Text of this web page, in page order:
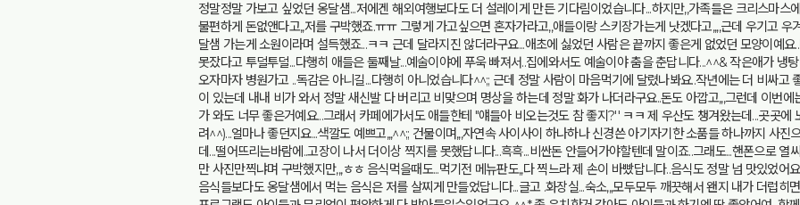
정말정말 가보고 싶었던 옹달샘...저에겐 해외여행보다도 더 설레이게 만든 기다림이었습니다...하지만,,가족들은 크리스마스
불편하게 돈없앤다고,,저를 구박했죠.ㅠㅠ 그렇게 가고싶으면 혼자가라고,,애들이랑 스키장가는게 낫겠다고,,,,근데 우기고
달샘 가는게 소원이라며 설득했죠...ㅋㅋ 근데 달라지진 않더라구요...애초에 싫었던 사람은 끝까지 좋은게 없었던 모양이예
못잤다고 투덜투덜...다행히 애들은 둘째날...예술이야에 푸욱 빠져서..집에와서도 예술이야 춤을 춘답니다...^^& 작은애가 냉
오자마자 병원가고 ..독감은 아니길...다행히 아니었습니다^^;; 근데 정말 사람이 마음먹기에 달렸나봐요..작년에는 더 비싸고
이 있는데 내내 비가 와서 정말 새신발 다 버리고 비맞으며 명상을 하는데 정말 화가 나더라구요..돈도 아깝고,,,그런데 이번에
가 와도 너무 좋은거예요...그래서 카페에가서도 애들한테 "얘들아 비오는것도 참 좋지?'' ㅋㅋ 제 우산도 챙겨왔는데...곳곳에
려^^)...얼마나 좋던지요...색깔도 예쁘고,,,^^;; 건물이며,,,자연속 사이사이 하나하나 신경쓴 아기자기한 소품들 하나까지 사
데...떨어뜨리는바람에..고장이 나서 더이상 찍지를 못했답니다...흑흑...비싼돈 안들어가야할텐데 말이죠..그래도...핸폰으로 열
만 사진만찍냐며 구박했지만,,,ㅎㅎ 음식먹을때도...먹기전 메뉴판도,,다 찍느라 제 손이 바빴답니다..음식도 정말 넘 맛있었어
음식들보다도 옹달샘에서 먹는 음식은 저를 살찌게 만들었답니다...글고 .화장실...숙소,,,모두모두 깨끗해서 왠지 내가 더럽히